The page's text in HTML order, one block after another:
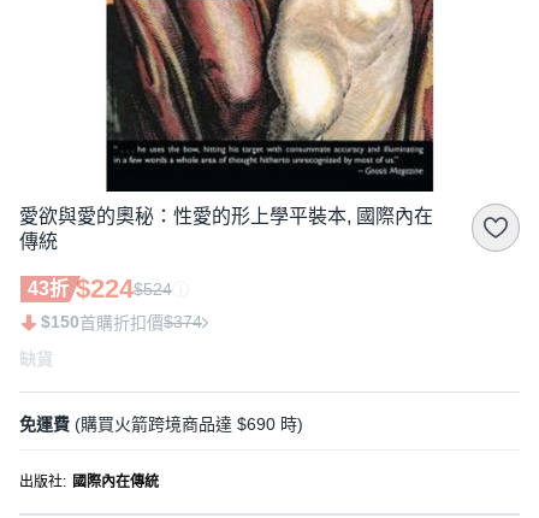
愛欲與愛的奧秘：性愛的形上學平裝本, 國際內在
傳統
43折 $224$524
$150首購折扣價$374
缺貨
免運費 (購買火箭跨境商品達 $690 時)
出版社: 國際內在傳統